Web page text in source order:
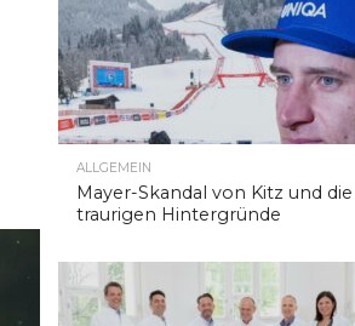
ALLGEMEIN
Mayer-Skandal von Kitz und die
traurigen Hintergründe